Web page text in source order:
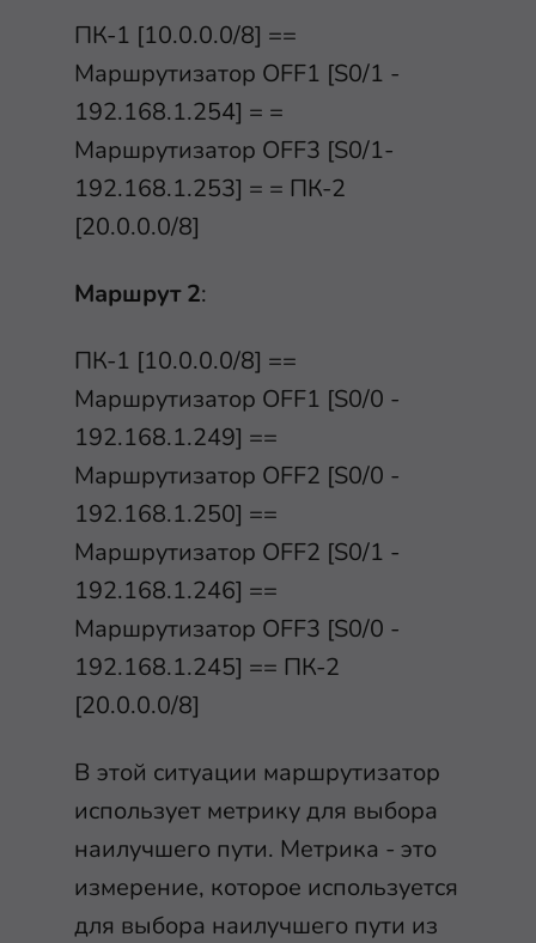
ПК-1 [10.0.0.0/8] ==
Маршрутизатор OFF1 [S0/1 -
192.168.1.254] = =
Маршрутизатор OFF3 [S0/1-
192.168.1.253] = = ПК-2
[20.0.0.0/8]
Маршрут 2:
ПК-1 [10.0.0.0/8] ==
Маршрутизатор OFF1 [S0/0 -
192.168.1.249] ==
Маршрутизатор OFF2 [S0/0 -
192.168.1.250] ==
Маршрутизатор OFF2 [S0/1 -
192.168.1.246] ==
Маршрутизатор OFF3 [S0/0 -
192.168.1.245] == ПК-2
[20.0.0.0/8]
В этой ситуации маршрутизатор
использует метрику для выбора
наилучшего пути. Метрика - это
измерение, которое используется
для выбора наилучшего пути из